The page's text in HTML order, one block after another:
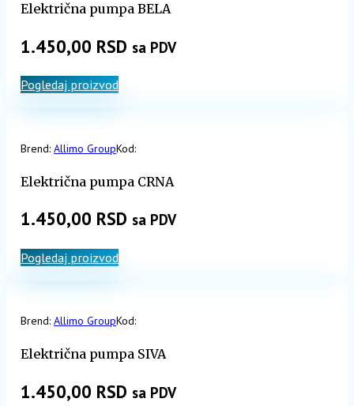
Električna pumpa BELA
1.450,00 RSD sa PDV
Pogledaj proizvod
Brend:Allimo GroupKod:
Električna pumpa CRNA
1.450,00 RSD sa PDV
Pogledaj proizvod
Brend:Allimo GroupKod:
Električna pumpa SIVA
1.450,00 RSD sa PDV